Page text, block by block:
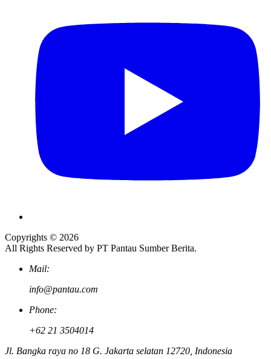
Copyrights © 2026
All Rights Reserved by PT Pantau Sumber Berita.
Mail:
info@pantau.com
Phone:
+62 21 3504014
Jl. Bangka raya no 18 G. Jakarta selatan 12720, Indonesia